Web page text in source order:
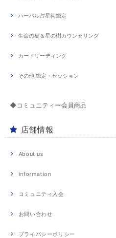
ハーバル占星術鑑定
生命の樹＆星の樹カウンセリング
カードリーディング
その他 鑑定・セッション
◆コミュニティー会員商品
店舗情報
About us
information
コミュニティ入会
お問い合わせ
プライバシーポリシー